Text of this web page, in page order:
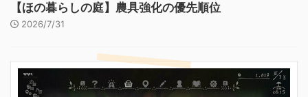
【ほの暮らしの庭】農具強化の優先順位
2026/7/31